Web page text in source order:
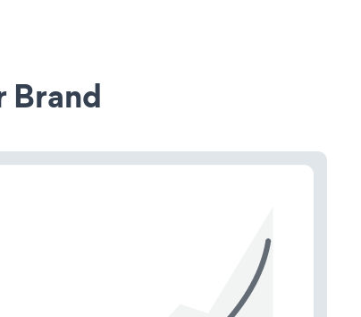
Brand